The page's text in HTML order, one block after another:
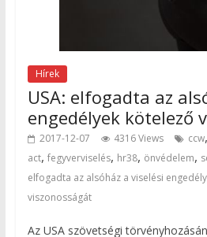
Hírek
USA: elfogadta az
engedélyek kötelező
2017-12-07 4316 Views ccw,
act, fegyverviselés, hr38, önvédelem,
elfogadta az alsóház a viselési
viszonosságát
Az USA szövetségi